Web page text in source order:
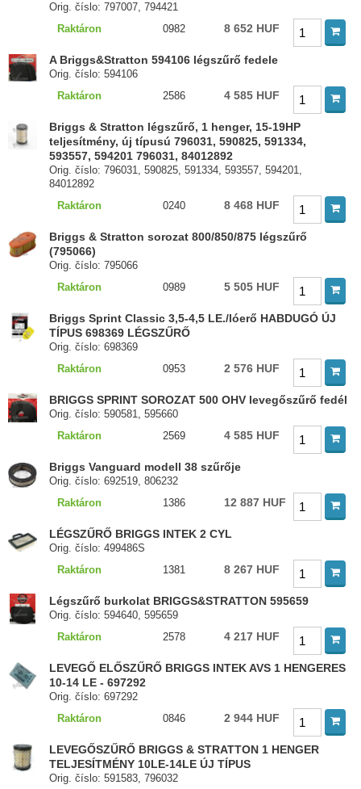
Orig. číslo: 797007, 794421
Raktáron
0982 8 652 HUF
A Briggs&Stratton 594106 légszűrő fedele
Orig. číslo: 594106
Raktáron
2586 4 585 HUF
Briggs & Stratton légszűrő, 1 henger, 15-19HP
teljesítmény, új típusú 796031, 590825, 591334,
593557, 594201 796031, 84012892
Orig. číslo: 796031, 590825, 591334, 593557, 594201,
84012892
Raktáron
0240 8 468 HUF
Briggs & Stratton sorozat 800/850/875 légszűrő
(795066)
Orig. číslo: 795066
Raktáron
0989 5 505 HUF
Briggs Sprint Classic 3,5-4,5 LE./lóerő HABDUGÓ ÚJ
TÍPUS 698369 LÉGSZŰRŐ
Orig. číslo: 698369
Raktáron
0953 2 576 HUF
BRIGGS SPRINT SOROZAT 500 OHV levegőszűrő fedél
Orig. číslo: 590581, 595660
Raktáron
2569 4 585 HUF
Briggs Vanguard modell 38 szűrője
Orig. číslo: 692519, 806232
Raktáron
1386 12 887 HUF
LÉGSZŰRŐ BRIGGS INTEK 2 CYL
Orig. číslo: 499486S
Raktáron
1381 8 267 HUF
Légszűrő burkolat BRIGGS&STRATTON 595659
Orig. číslo: 594640, 595659
Raktáron
2578 4 217 HUF
LEVEGŐ ELŐSZŰRŐ BRIGGS INTEK AVS 1 HENGERES
10-14 LE - 697292
Orig. číslo: 697292
Raktáron
0846 2 944 HUF
LEVEGŐSZŰRŐ BRIGGS & STRATTON 1 HENGER
TELJESÍTMÉNY 10LE-14LE ÚJ TÍPUS
Orig. číslo: 591583, 796032